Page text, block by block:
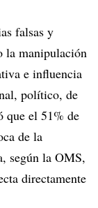
falsas y
la manipulación
e influencia
político, de
que el 51% de
de la
según la OMS,
directamente